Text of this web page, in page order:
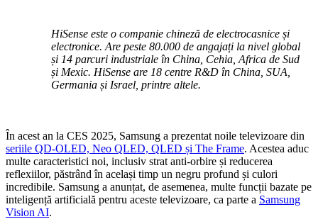
HiSense este o companie chineză de electrocasnice și
electronice. Are peste 80.000 de angajați la nivel global
și 14 parcuri industriale în China, Cehia, Africa de Sud
și Mexic. HiSense are 18 centre R&D în China, SUA,
Germania și Israel, printre altele.
În acest an la CES 2025, Samsung a prezentat noile televizoare din
seriile QD-OLED, Neo QLED, QLED și The Frame. Acestea aduc
multe caracteristici noi, inclusiv strat anti-orbire și reducerea
reflexiilor, păstrând în același timp un negru profund și culori
incredibile. Samsung a anunțat, de asemenea, multe funcții bazate pe
inteligență artificială pentru aceste televizoare, ca parte a Samsung
Vision AI.